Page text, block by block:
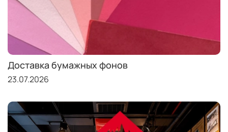
Доставка бумажных фонов
23.07.2026